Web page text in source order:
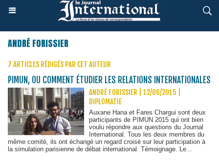
ANDRÉ FORISSIER
7 ARTICLES RÉDIGÉS PAR CET AUTEUR
PIMUN, OU COMMENT ÉTUDIER LES RELATIONS INTERNATIONALES
ANDRÉ FORISSIER | 12/06/2015
DIPLOMATIE
Auxane Hana et Fares Chargui sont deux
participants de PIMUN 2015 qui ont bien
voulu répondre aux questions du Journal
International. Tous les deux membres du
même comité, ils ont échangé un regard croisé sur leur participation à
la simulation parisienne de débat international. Témoignage. Le...